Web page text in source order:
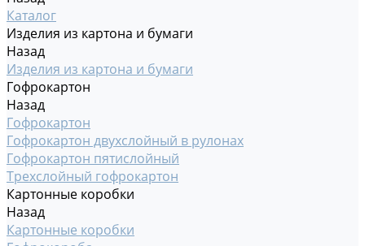
Каталог
Изделия из картона и бумаги
Назад
Изделия из картона и бумаги
Гофрокартон
Назад
Гофрокартон
Гофрокартон двухслойный в рулонах
Гофрокартон пятислойный
Трехслойный гофрокартон
Картонные коробки
Назад
Картонные коробки